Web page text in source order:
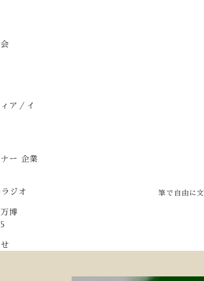
筆で自由に
ア／イ
ー 企業
ジオ
万博